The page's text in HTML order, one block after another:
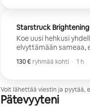
Starstruck
Koe uusi hehkusi
elvyttämään sameaa,
ja säteilevämmän.
130 € ryhmää kohti
130 € ryhmää kohti
, · 1 h
Voit lähettää viestin ja pyytää,
Pätevyyteni